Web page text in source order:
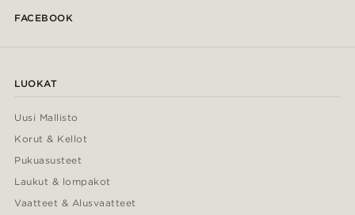
FACEBOOK
LUOKAT
Uusi Mallisto
Korut & Kellot
Pukuasusteet
Laukut & lompakot
Vaatteet & Alusvaatteet